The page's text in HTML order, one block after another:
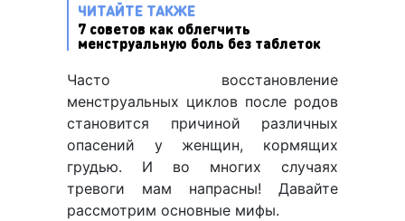
ЧИТАЙТЕ ТАКЖЕ
7 советов как облегчить
менструальную боль без таблеток
Часто восстановление
менструальных циклов после родов
становится причиной различных
опасений у женщин, кормящих
грудью. И во многих случаях
тревоги мам напрасны! Давайте
рассмотрим основные мифы.